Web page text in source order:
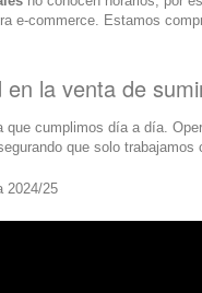
e-commerce. Estamos
la venta de
que cumplimos día a día.
que solo trabajamos
2024/25